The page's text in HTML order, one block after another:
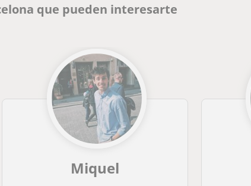
que pueden interesarte
Miquel